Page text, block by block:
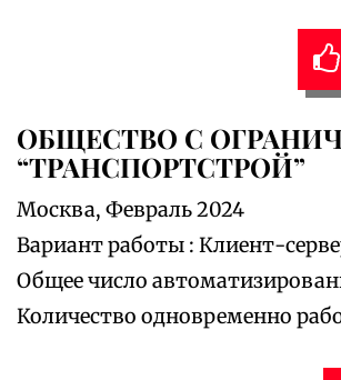
ОБЩЕСТВО С
“ТРАНСПОРТСТРОЙ”
Москва, Февраль 2024
Вариант работы : Клиент-
Общее число
Количество одновременно